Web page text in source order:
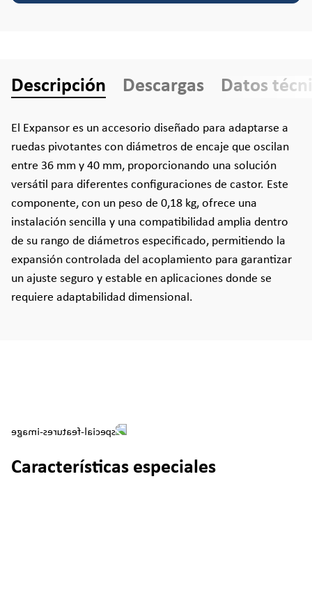
Descripción Descargas Datos
El Expansor es un accesorio diseñado para adaptarse a
ruedas pivotantes con diámetros de encaje que oscilan
entre 36 mm y 40 mm, proporcionando una solución
versátil para diferentes configuraciones de castor. Este
componente, con un peso de 0,18 kg, ofrece una
instalación sencilla y una compatibilidad amplia dentro
de su rango de diámetros especificado, permitiendo la
expansión controlada del acoplamiento para garantizar
un ajuste seguro y estable en aplicaciones donde se
requiere adaptabilidad dimensional.
Características especiales